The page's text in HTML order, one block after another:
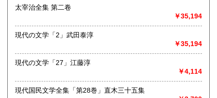
取り扱い分野
総記、哲学宗教、歴史、社会科学、自然科学、美術工芸、国
語国文、外国文学、古典籍、近代文献、趣味、外国書、サブ
カルチャー、古書一般（その他）
太宰治全集 第二卷
￥35,194
現代の文学「2」武田泰淳
￥35,194
現代の文学「27」江藤淳
￥4,114
現代国民文学全集「第28巻」直木三十五集